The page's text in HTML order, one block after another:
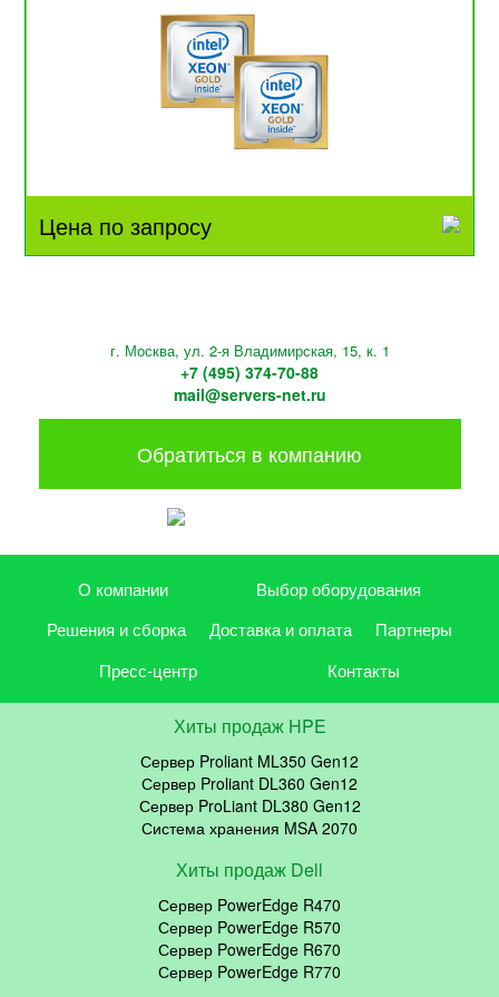
Цена по запросу
г. Москва, ул. 2-я Владимирская, 15, к. 1
+7 (495) 374-70-88
mail@servers-net.ru
Обратиться в компанию
О компании
Выбор оборудования
Решения и сборка
Доставка и оплата
Партнеры
Пресс-центр
Контакты
Хиты продаж HPE
Сервер Proliant ML350 Gen12
Сервер Proliant DL360 Gen12
Сервер ProLiant DL380 Gen12
Система хранения MSA 2070
Хиты продаж Dell
Сервер PowerEdge R470
Сервер PowerEdge R570
Сервер PowerEdge R670
Сервер PowerEdge R770